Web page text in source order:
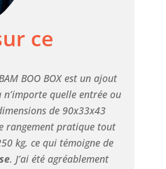
aspect naturel et
impressionnante.
Son design à
caractéristique en
fait une véritable
pièce de
décoration pour
votre maison.
PARFAIT POUR
L'ENTRÉE ET LA
ce
BOO BOX est un ajout
quelle entrée ou
de 90x33x43
rangement pratique tout
kg, ce qui témoigne de
. J’ai été agréablement